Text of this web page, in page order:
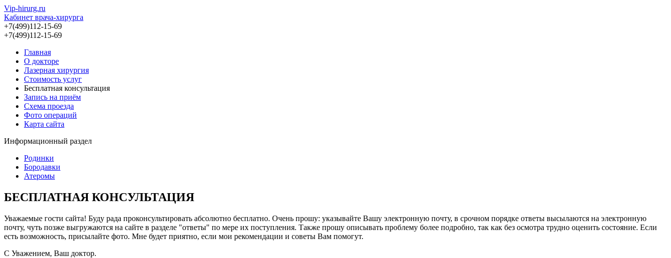
Vip-hirurg.ru
Кабинет врача-хирурга
+7(499)112-15-69
+7(499)112-15-69
Главная
О докторе
Лазерная хирургия
Стоимость услуг
Бесплатная консультация
Запись на приём
Схема проезда
Фото операций
Карта сайта
Информационный раздел
Родинки
Бородавки
Атеромы
БЕСПЛАТНАЯ КОНСУЛЬТАЦИЯ
Уважаемые гости сайта! Буду рада проконсультировать абсолютно бесплатно. Очень прошу: указывайте Вашу электронную почту, в срочном порядке ответы высылаются на электронную
почту, чуть позже выгружаются на сайте в разделе "ответы" по мере их поступления. Также прошу описывать проблему более подробно, так как без осмотра трудно оценить состояние. Если
есть возможность, присылайте фото. Мне будет приятно, если мои рекомендации и советы Вам помогут.
С Уважением, Ваш доктор.